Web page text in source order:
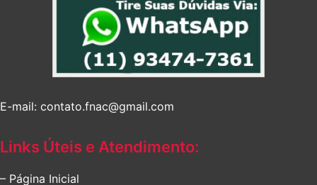
E-mail: contato.fnac@gmail.com
Links Úteis e Atendimento:
– Página Inicial